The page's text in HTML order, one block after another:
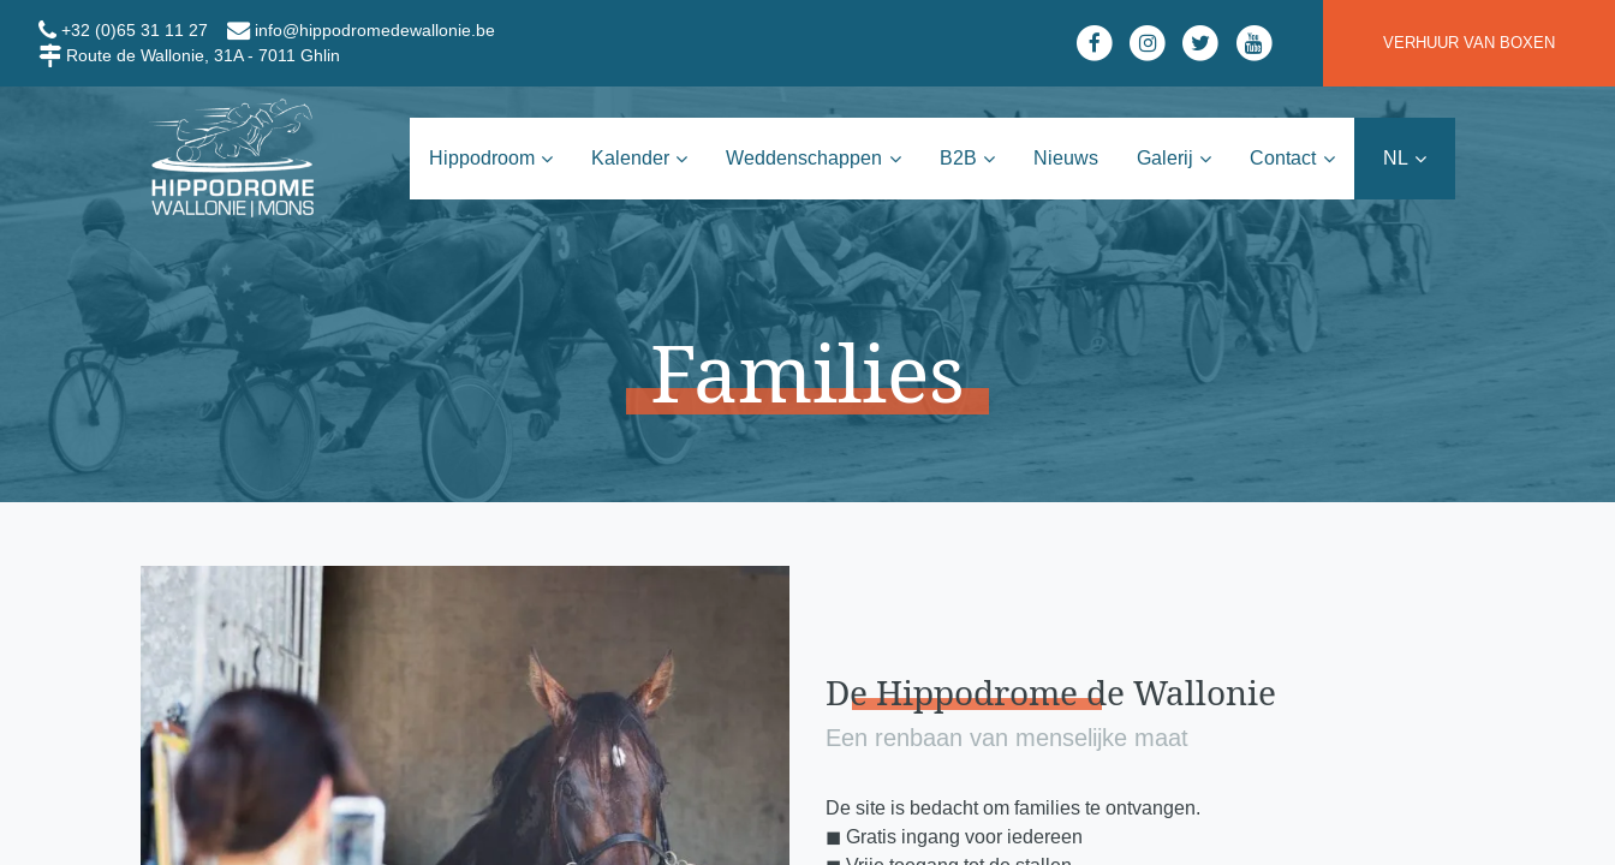
+32 (0)65 31 11 27
info@hippodromedewallonie.be
Route de Wallonie, 31A - 7011 Ghlin
VERHUUR VAN BOXEN
Hippodrome Wallonie | Mons
Hippodroom Kalender Weddenschappen B2B Nieuws Galerij Contact NL
Families
DeHippodromede Wallonie
Een renbaan van menselijke maat
De site is bedacht om families te ontvangen.
◼︎ Gratis ingang voor iedereen